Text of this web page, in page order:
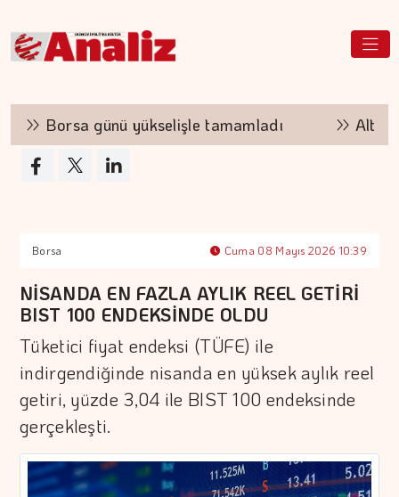
Borsa günü yükselişle tamamladı Altının
Borsa Cuma 08 Mayıs 2026 10:39
NİSANDA EN FAZLA AYLIK REEL GETİRİ
BIST 100 ENDEKSİNDE OLDU
Tüketici fiyat endeksi (TÜFE) ile
indirgendiğinde nisanda en yüksek aylık reel
getiri, yüzde 3,04 ile BIST 100 endeksinde
gerçekleşti.